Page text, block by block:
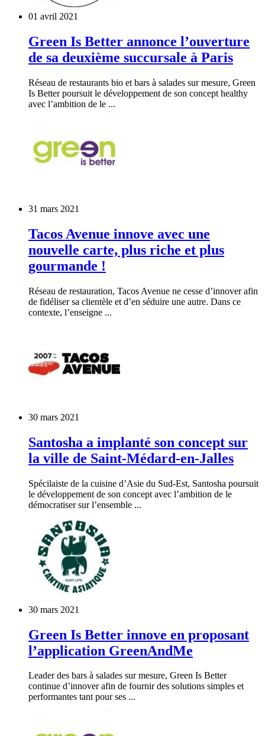
01 avril 2021
Green Is Better annonce l’ouverture
de sa deuxième succursale à Paris
Réseau de restaurants bio et bars à salades sur mesure, Green
Is Better poursuit le développement de son concept healthy
avec l’ambition de le ...
31 mars 2021
Tacos Avenue innove avec une
nouvelle carte, plus riche et plus
gourmande !
Réseau de restauration, Tacos Avenue ne cesse d’innover afin
de fidéliser sa clientèle et d’en séduire une autre. Dans ce
contexte, l’enseigne ...
30 mars 2021
Santosha a implanté son concept sur
la ville de Saint-Médard-en-Jalles
Spécilaiste de la cuisine d’Asie du Sud-Est, Santosha poursuit
le développement de son concept avec l’ambition de le
démocratiser sur l’ensemble ...
30 mars 2021
Green Is Better innove en proposant
l’application GreenAndMe
Leader des bars à salades sur mesure, Green Is Better
continue d’innover afin de fournir des solutions simples et
performantes tant pour ses ...